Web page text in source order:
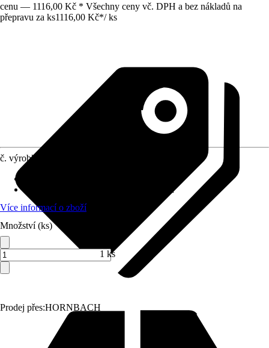
cenu — 1116,00 Kč * Všechny ceny vč. DPH a bez nákladů na
přepravu za ks1116,00 Kč*/ ks
Prodej přes:HORNBACH
č. výrobku
Pohledový beton
Více informací o zboží
Množství (ks)
1 ks